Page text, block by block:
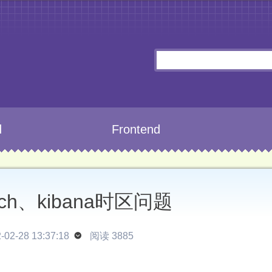
Frontend
、kibana时区问题
02-28 13:37:18  阅读 3885